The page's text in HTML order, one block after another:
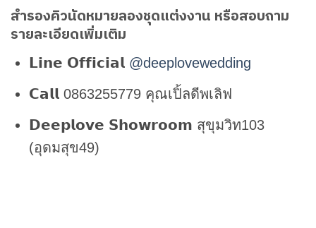
สำรองคิวนัดหมายลองชุดแต่งงาน หรือสอบถาม
รายละเอียดเพิ่มเติม
𝗟𝗶𝗻𝗲 𝗢𝗳𝗳𝗶𝗰𝗶𝗮𝗹 @deeplovewedding
𝗖𝗮𝗹𝗹 0863255779 คุณเปิ้ลดีพเลิฟ
𝗗𝗲𝗲𝗽𝗹𝗼𝘃𝗲 𝗦𝗵𝗼𝘄𝗿𝗼𝗼𝗺 สุขุมวิท103
(อุดมสุข49)